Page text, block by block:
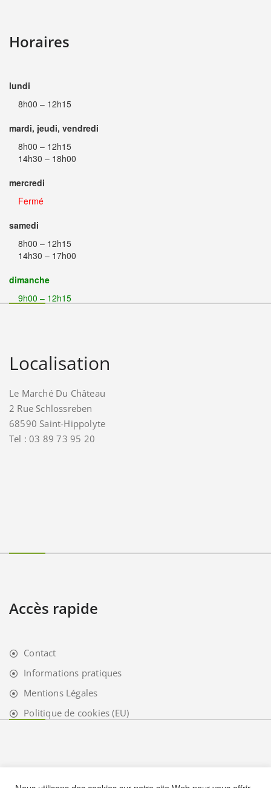
Horaires
lundi
8h00 – 12h15
mardi, jeudi, vendredi
8h00 – 12h15
14h30 – 18h00
mercredi
Fermé
samedi
8h00 – 12h15
14h30 – 17h00
dimanche
9h00 – 12h15
Localisation
Le Marché Du Château
2 Rue Schlossreben
68590 Saint-Hippolyte
Tel : 03 89 73 95 20
Accès rapide
Contact
Informations pratiques
Mentions Légales
Politique de cookies (EU)